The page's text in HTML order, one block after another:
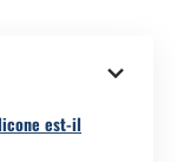
est-il